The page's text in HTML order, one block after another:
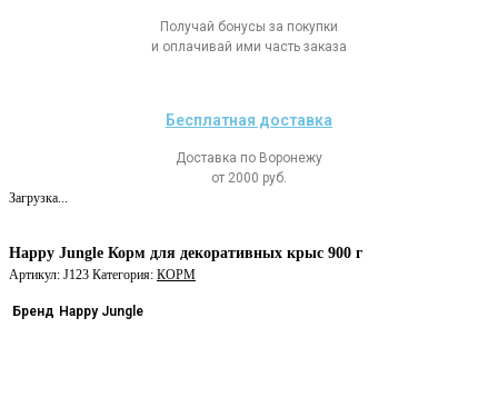
Получай бонусы за покупки
и оплачивай ими часть заказа
Бесплатная доставка
Доставка по Воронежу
от 2000 руб.
Загрузка...
Happy Jungle Корм для декоративных крыс 900 г
Артикул: J123 Категория: КОРМ
Бренд Happy Jungle